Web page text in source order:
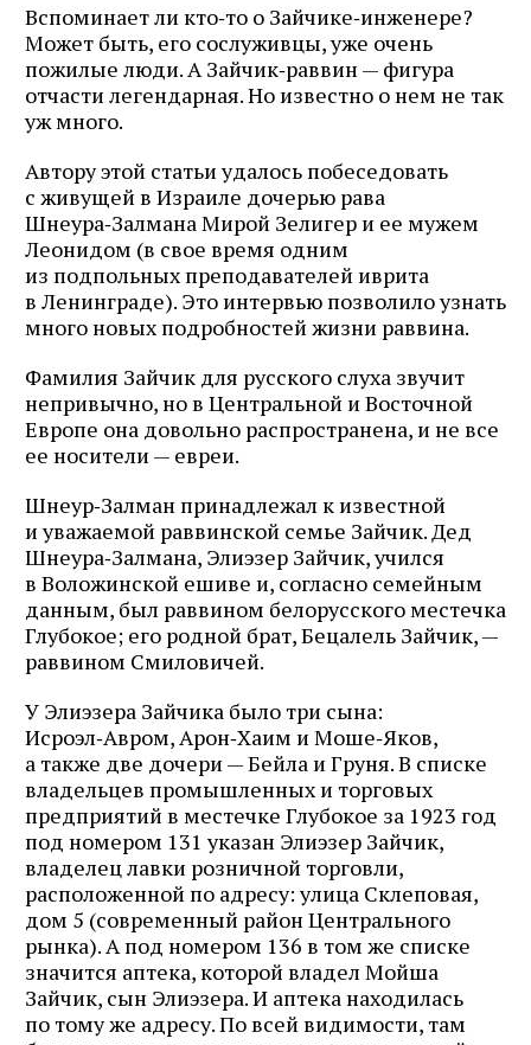
Вспоминает ли кто‑то о Зайчике‑инженере?
Может быть, его сослуживцы, уже очень
пожилые люди. А Зайчик‑раввин — фигура
отчасти легендарная. Но известно о нем не так
уж много.
Автору этой статьи удалось побеседовать
с живущей в Израиле дочерью рава
Шнеура‑Залмана Мирой Зелигер и ее мужем
Леонидом (в свое время одним
из подпольных преподавателей иврита
в Ленинграде). Это интервью позволило узнать
много новых подробностей жизни раввина.
Фамилия Зайчик для русского слуха звучит
непривычно, но в Центральной и Восточной
Европе она довольно распространена, и не все
ее носители — евреи.
Шнеур‑Залман принадлежал к известной
и уважаемой раввинской семье Зайчик. Дед
Шнеура‑Залмана, Элиэзер Зайчик, учился
в Воложинской ешиве и, согласно семейным
данным, был раввином белорусского местечка
Глубокое; его родной брат, Бецалель Зайчик, —
раввином Смиловичей.
У Элиэзера Зайчика было три сына:
Исроэл‑Авром, Арон‑Хаим и Моше‑Яков,
а также две дочери — Бейла и Груня. В списке
владельцев промышленных и торговых
предприятий в местечке Глубокое за 1923 год
под номером 131 указан Элиэзер Зайчик,
владелец лавки розничной торговли,
расположенной по адресу: улица Склеповая,
дом 5 (современный район Центрального
рынка). А под номером 136 в том же списке
значится аптека, которой владел Мойша
Зайчик, сын Элиэзера. И аптека находилась
по тому же адресу. По всей видимости, там